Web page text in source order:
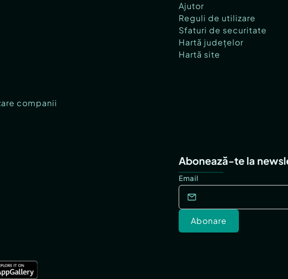
companii
Ajutor
Reguli de utilizare
Sfaturi de securitate
Hartă județelor
Hartă site
Abonează-te la
Email
Abonare